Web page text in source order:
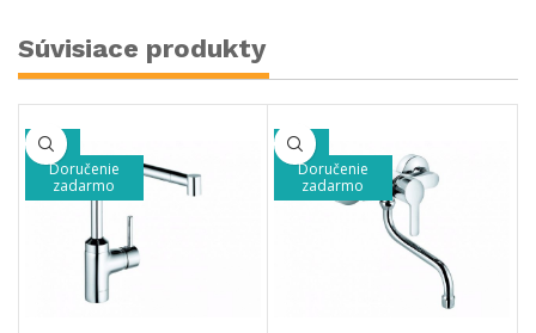
Súvisiace produkty
Doručenie
zadarmo
zadarmo